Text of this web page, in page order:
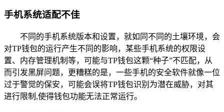
手机系统适配不佳
不同的手机系统版本和设置，就如同不同的土壤环境，会
对TP钱包的运行产生不同的影响，某些手机系统的权限设
置、内存管理机制等，可能与TP钱包这颗“种子”不匹配，从
而引发黑屏问题，更糟糕的是，一些手机的安全软件就像一位
过于警觉的保安，可能会误将TP钱包识别为潜在威胁，对其
进行限制,使得钱包功能无法正常运行。